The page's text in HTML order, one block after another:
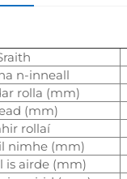
n-inneall
rolla (mm)
(mm)
rollaí
nimhe (mm)
is airde (mm)